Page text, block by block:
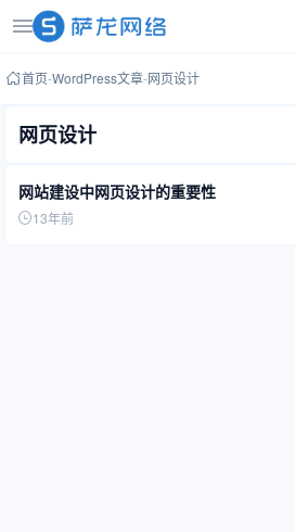
首页-WordPress文章-网页设计
网页设计
网站建设中网页设计的重要性
13年前